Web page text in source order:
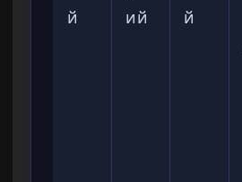
й
ий
й